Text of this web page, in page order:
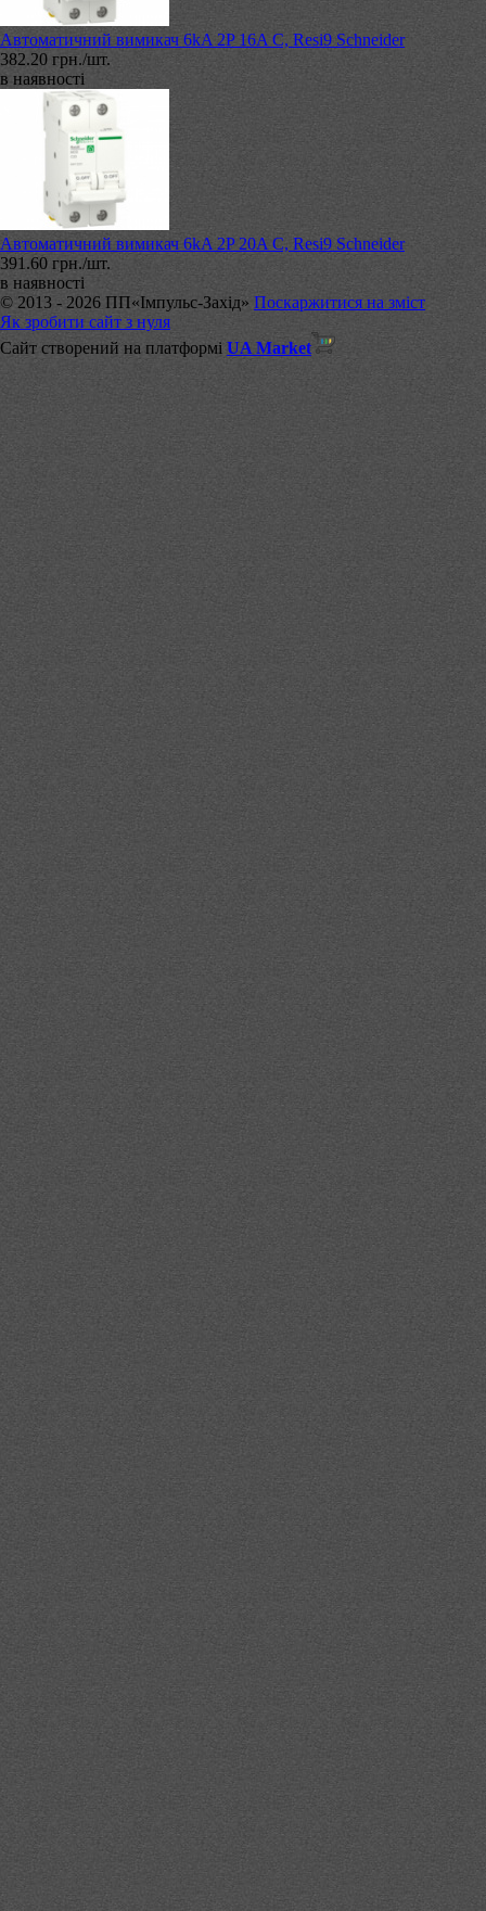
Автоматичний вимикач 6kA 2P 16A C, Resi9 Schneider
382.20 грн./шт.
в наявності
Автоматичний вимикач 6kA 2P 20A C, Resi9 Schneider
391.60 грн./шт.
в наявності
© 2013 - 2026 ПП«Імпульс-Захід» Поскаржитися на зміст
Як зробити сайт з нуля
Сайт створений на платформі UA Market